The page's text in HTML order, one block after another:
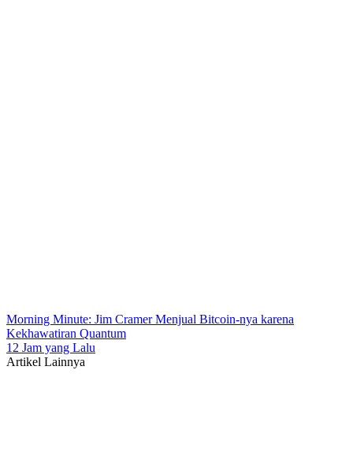
Morning Minute: Jim Cramer Menjual Bitcoin-nya karena
Kekhawatiran Quantum
12 Jam yang Lalu
Artikel Lainnya